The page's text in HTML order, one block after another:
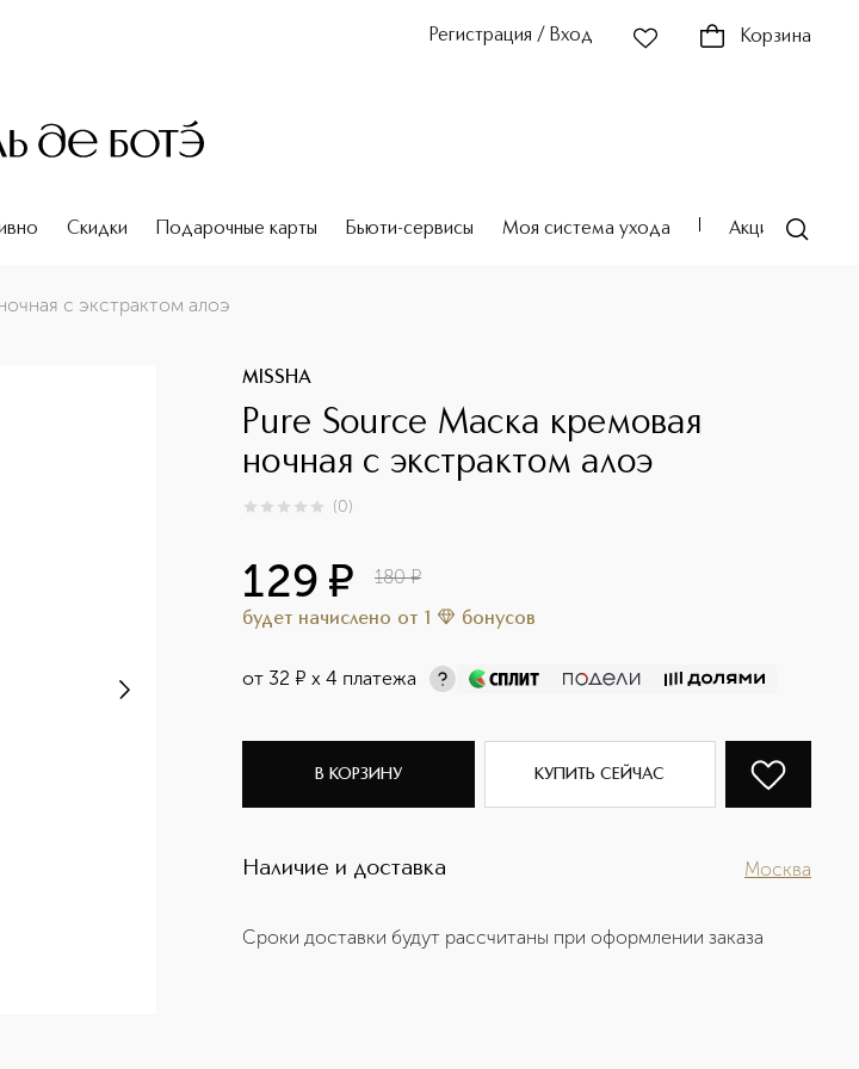
Регистрация / Вход Корзина
Скидки Подарочные карты Бьюти-сервисы Моя система ухода Акции
с экстрактом алоэ
MISSHA
Pure Source Маска кремовая
ночная с экстрактом алоэ
0из 0 (0)
129 ¤ 180 ¤
будет начислено от 1 бонусов
от 32 ¤ х 4 платежа
В КОРЗИНУ КУПИТЬ СЕЙЧАС
Наличие и доставка Москва
Сроки доставки будут рассчитаны при оформлении заказа